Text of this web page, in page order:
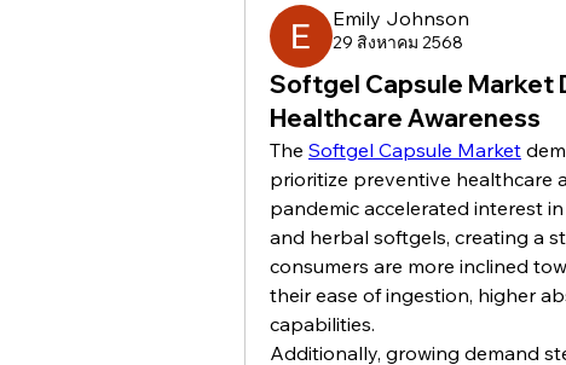
Emily Johnson
29 สิงหาคม 2568
Softgel Capsule Market
Healthcare Awareness
The Softgel Capsule Market
prioritize preventive healthcare
pandemic accelerated interest
and herbal softgels, creating a
consumers are more inclined
their ease of ingestion, higher
capabilities.
Additionally, growing demand